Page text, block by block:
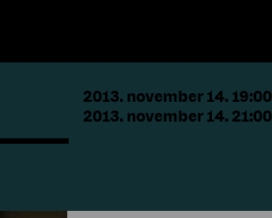
2013. november 14. 19:00
2013. november 14. 21:00